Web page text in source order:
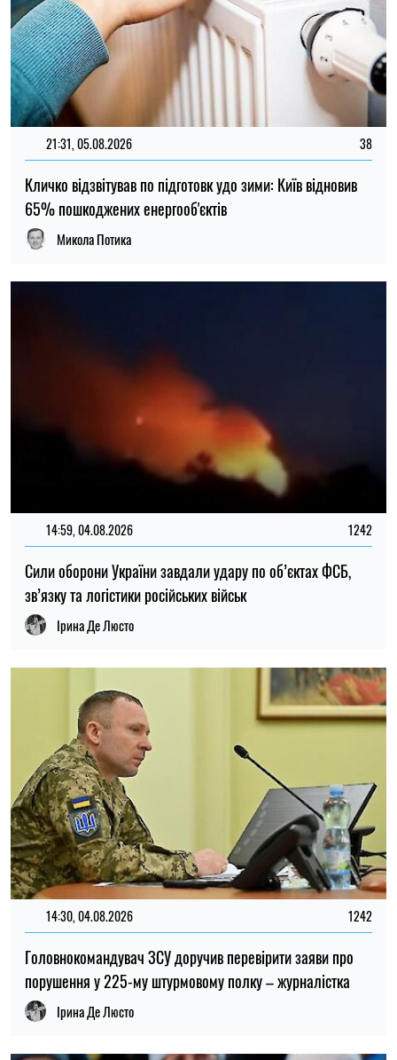
Сили оборони України завдали удару по об’єктах ФСБ,
зв’язку та логістики російських військ
14:30, 04.08.2026
Головнокомандувач ЗСУ доручив перевірити заяви про
порушення у 225-му штурмовому полку – журналістка
За роки війни Росія могла викрасти понад мільйон
українських дітей: кого враховують під час підрахунку